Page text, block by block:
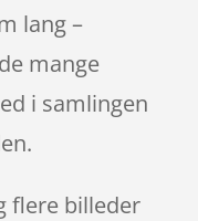
lang –
mange
i samlingen
flere billeder